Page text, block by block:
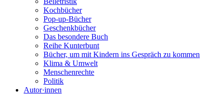
Kochbücher
Pop-up-Bücher
Geschenkbücher
Das besondere Buch
Reihe Kunterbunt
Bücher, um mit Kindern ins Gespräch zu kommen
Klima & Umwelt
Menschenrechte
Politik
Autor·innen